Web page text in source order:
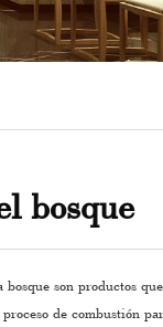
bosque
bosque son productos
de combustión